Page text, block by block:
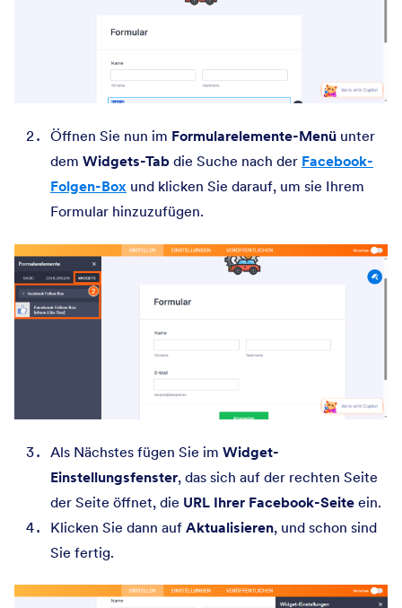
Öffnen Sie nun im Formularelemente-Menü unter
dem Widgets-Tab die Suche nach der Facebook-
Folgen-Box und klicken Sie darauf, um sie Ihrem
Formular hinzuzufügen.
Als Nächstes fügen Sie im Widget-
Einstellungsfenster, das sich auf der rechten Seite
der Seite öffnet, die URL Ihrer Facebook-Seite ein.
Klicken Sie dann auf Aktualisieren, und schon sind
Sie fertig.